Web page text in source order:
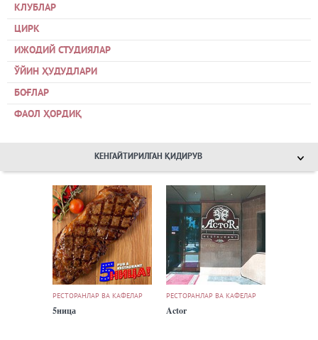
КЛУБЛАР
ЦИРК
ИЖОДИЙ СТУДИЯЛАР
ЎЙИН ҲУДУДЛАРИ
БОҒЛАР
ФАОЛ ҲОРДИҚ
КЕНГАЙТИРИЛГАН ҚИДИРУВ
РЕСТОРАНЛАР ВА КАФЕЛАР
5ница
РЕСТОРАНЛАР ВА КАФЕЛАР
Actor